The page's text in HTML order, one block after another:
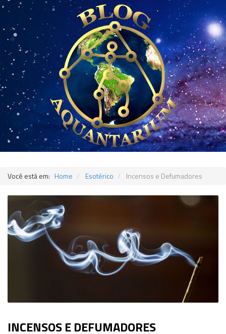
Você está em: Home Esotérico Incensos e Defumadores
INCENSOS E DEFUMADORES